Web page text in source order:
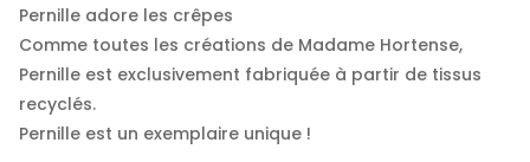
Pernille adore les crêpes
Comme toutes les créations de Madame Hortense,
Pernille est exclusivement fabriquée à partir de tissus
recyclés.
Pernille est un exemplaire unique !